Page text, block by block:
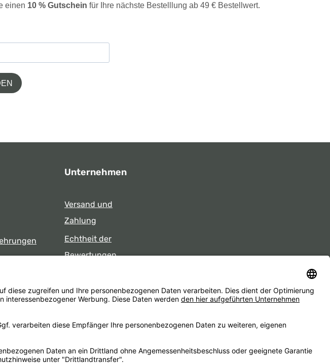
einen 10 % Gutschein für Ihre nächste Bestelllung ab 49 € Bestellwert.
Unternehmen
Versand und
Zahlung
Echtheit der
Bewertungen
Laden